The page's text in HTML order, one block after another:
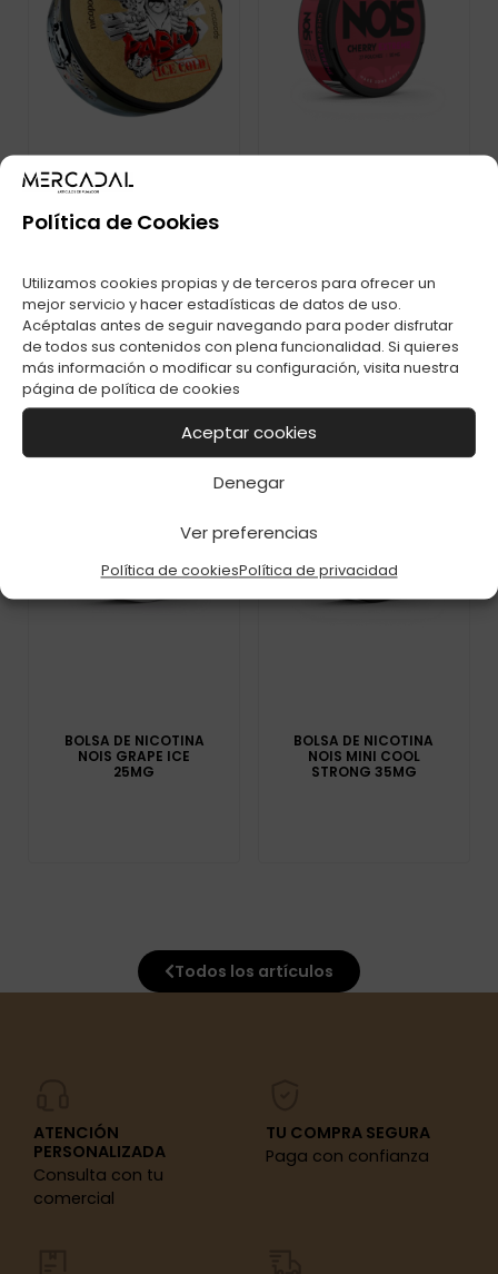
Política de Cookies
Utilizamos cookies propias y de terceros para ofrecer un
mejor servicio y hacer estadísticas de datos de uso.
Acéptalas antes de seguir navegando para poder disfrutar
de todos sus contenidos con plena funcionalidad. Si quieres
más información o modificar su configuración, visita nuestra
página de política de cookies
Aceptar cookies
Denegar
Ver preferencias
Política de cookiesPolítica de privacidad
PABLO EXCLUSIVE
BOLSA DE NICOTINA
NOIS GRAPE ICE
25MG
BOLSA DE NICOTINA
NOIS MINI COOL
STRONG 35MG
Todos los artículos
ATENCIÓN
PERSONALIZADA
Consulta con tu
comercial
TU COMPRA SEGURA
Paga con confianza